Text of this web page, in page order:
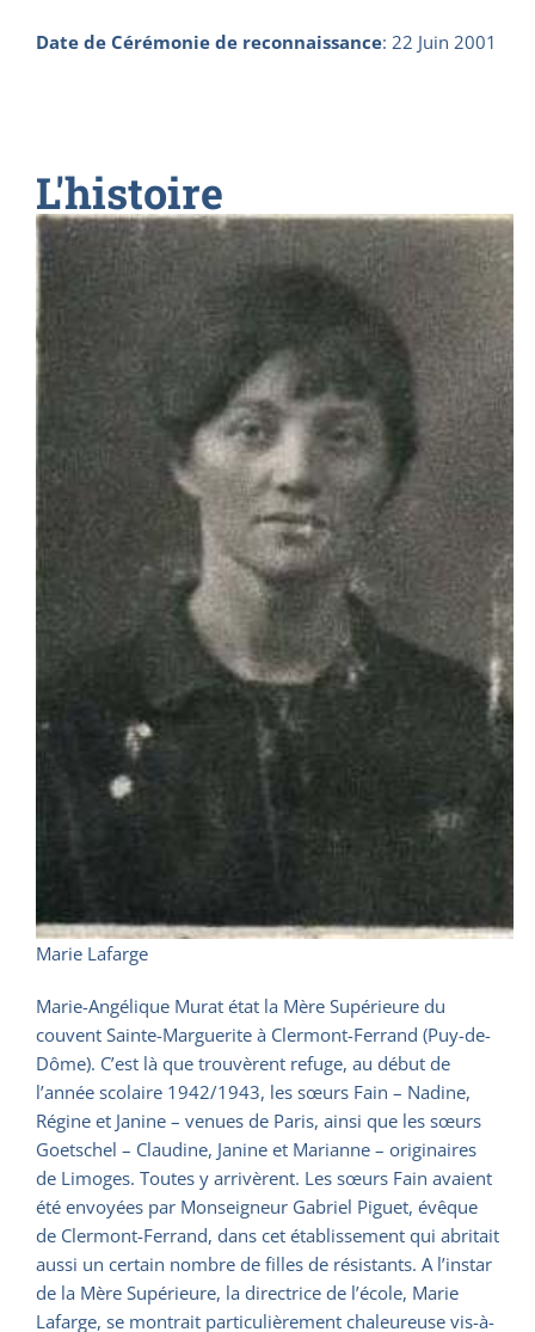
Date de Cérémonie de reconnaissance: 22 Juin 2001
L'histoire
Marie Lafarge
Marie-Angélique Murat état la Mère Supérieure du
couvent Sainte-Marguerite à Clermont-Ferrand (Puy-de-
Dôme). C’est là que trouvèrent refuge, au début de
l’année scolaire 1942/1943, les sœurs Fain – Nadine,
Régine et Janine – venues de Paris, ainsi que les sœurs
Goetschel – Claudine, Janine et Marianne – originaires
de Limoges. Toutes y arrivèrent. Les sœurs Fain avaient
été envoyées par Monseigneur Gabriel Piguet, évêque
de Clermont-Ferrand, dans cet établissement qui abritait
aussi un certain nombre de filles de résistants. A l’instar
de la Mère Supérieure, la directrice de l’école, Marie
Lafarge, se montrait particulièrement chaleureuse vis-à-